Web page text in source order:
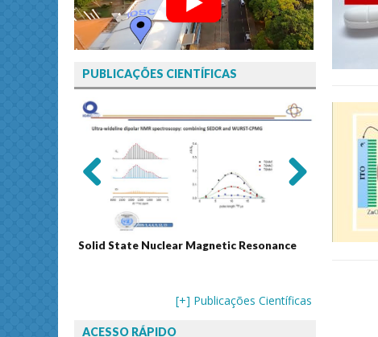
PUBLICAÇÕES CIENTÍFICAS
Solid State Nuclear Magnetic Resonance Journal
[+] Publicações Científicas
ACESSO RÁPIDO